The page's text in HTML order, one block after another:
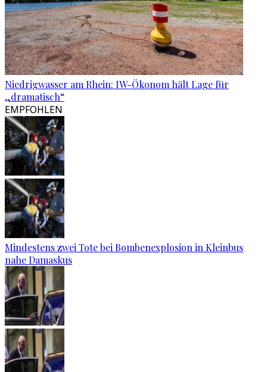
Niedrigwasser am Rhein: IW-Ökonom hält Lage für
„dramatisch“
EMPFOHLEN
Mindestens zwei Tote bei Bombenexplosion in Kleinbus
nahe Damaskus